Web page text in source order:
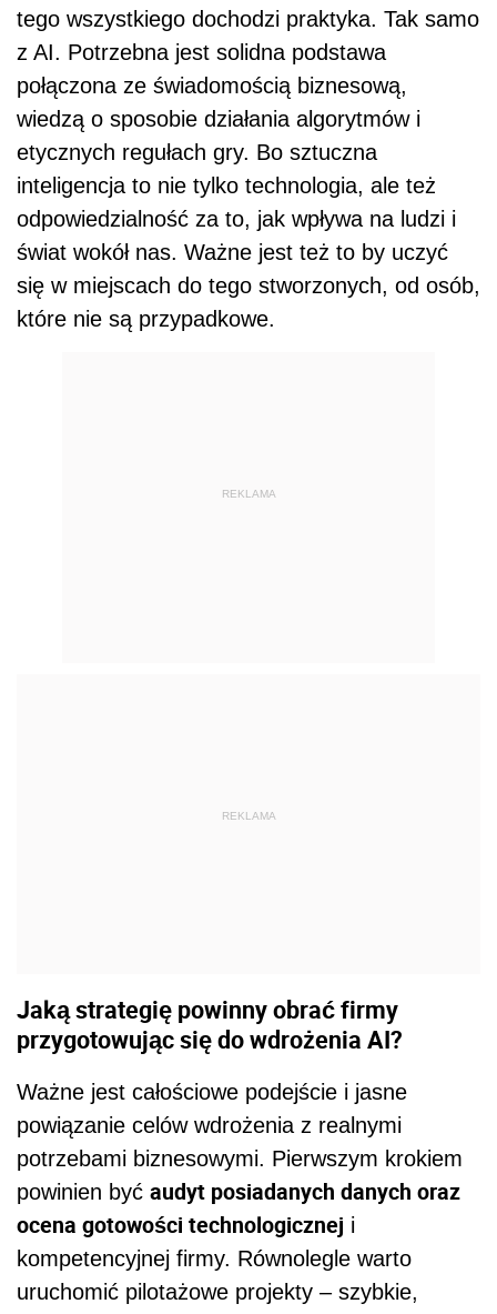
tego wszystkiego dochodzi praktyka. Tak samo
z AI. Potrzebna jest solidna podstawa
połączona ze świadomością biznesową,
wiedzą o sposobie działania algorytmów i
etycznych regułach gry. Bo sztuczna
inteligencja to nie tylko technologia, ale też
odpowiedzialność za to, jak wpływa na ludzi i
świat wokół nas. Ważne jest też to by uczyć
się w miejscach do tego stworzonych, od osób,
które nie są przypadkowe.
REKLAMA
REKLAMA
Jaką strategię powinny obrać firmy
przygotowując się do wdrożenia AI?
Ważne jest całościowe podejście i jasne
powiązanie celów wdrożenia z realnymi
potrzebami biznesowymi. Pierwszym krokiem
powinien być audyt posiadanych danych oraz
ocena gotowości technologicznej i
kompetencyjnej firmy. Równolegle warto
uruchomić pilotażowe projekty – szybkie,